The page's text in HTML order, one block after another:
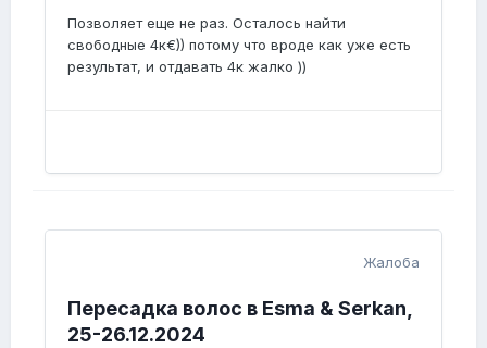
Позволяет еще не раз. Осталось найти
свободные 4к€)) потому что вроде как уже есть
результат, и отдавать 4к жалко ))
Жалоба
Пересадка волос в Esma & Serkan,
25-26.12.2024